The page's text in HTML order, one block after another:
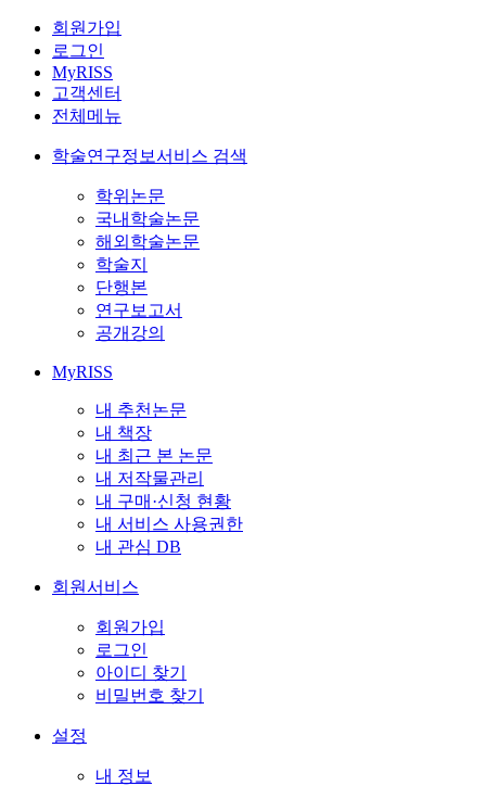
회원가입
로그인
MyRISS
고객센터
전체메뉴
학술연구정보서비스 검색
학위논문
국내학술논문
해외학술논문
학술지
단행본
연구보고서
공개강의
MyRISS
내 추천논문
내 책장
내 최근 본 논문
내 저작물관리
내 구매·신청 현황
내 서비스 사용권한
내 관심 DB
회원서비스
회원가입
로그인
아이디 찾기
비밀번호 찾기
설정
내 정보